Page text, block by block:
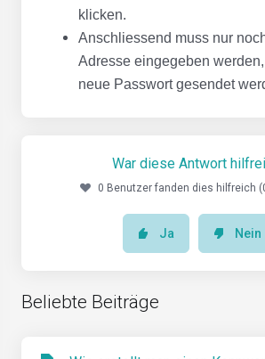
klicken.
Anschliessend muss nur
Adresse eingegeben
neue Passwort gesendet
War diese Antwort
0 Benutzer fanden dies hilfreich
Ja Nein
Beliebte Beiträge